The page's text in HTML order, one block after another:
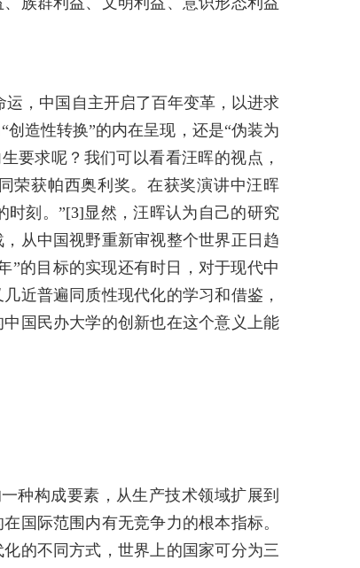
运，中国自主开启了百年变革，以进求
造性转换”的内在呈现，还是“伪装为
要求呢？我们可以看看汪晖的视点，
荣获帕西奥利奖。在获奖演讲中汪晖
时刻。”[3]显然，汪晖认为自己的研究
从中国视野重新审视整个世界正日趋
”的目标的实现还有时日，对于现代中
近普遍同质性现代化的学习和借鉴，
国民办大学的创新也在这个意义上能
种构成要素，从生产技术领域扩展到
国际范围内有无竞争力的根本指标。
的不同方式，世界上的国家可分为三